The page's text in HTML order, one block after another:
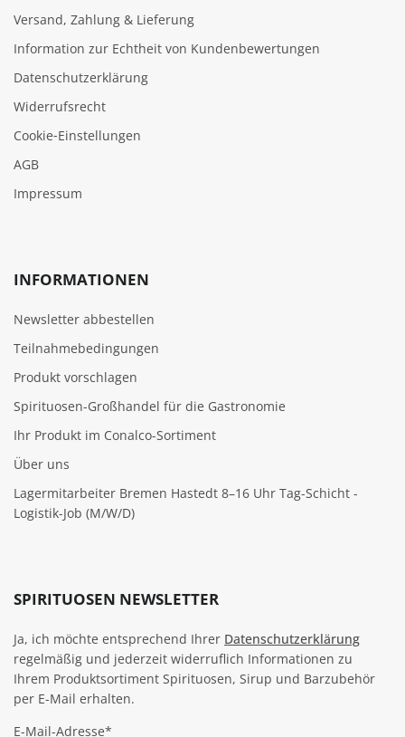
Versand, Zahlung & Lieferung
Information zur Echtheit von Kundenbewertungen
Datenschutzerklärung
Widerrufsrecht
Cookie‑Einstellungen
AGB
Impressum
INFORMATIONEN
Newsletter abbestellen
Teilnahmebedingungen
Produkt vorschlagen
Spirituosen-Großhandel für die Gastronomie
Ihr Produkt im Conalco-Sortiment
Über uns
Lagermitarbeiter Bremen Hastedt 8–16 Uhr Tag-Schicht -
Logistik-Job (M/W/D)
SPIRITUOSEN NEWSLETTER
Ja, ich möchte entsprechend Ihrer Datenschutzerklärung
regelmäßig und jederzeit widerruflich Informationen zu
Ihrem Produktsortiment Spirituosen, Sirup und Barzubehör
per E-Mail erhalten.
E-Mail-Adresse*